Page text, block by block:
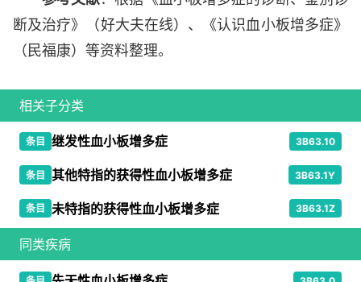
断及治疗》（好大夫在线）、《认识血小板增多症》
（民福康）等资料整理。
相关子分类
条目 继发性血小板增多症 3B63.10
条目 其他特指的获得性血小板增多症 3B63.1Y
条目 未特指的获得性血小板增多症 3B63.1Z
同类疾病